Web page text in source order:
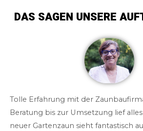
DAS SAGEN UNSERE
Tolle Erfahrung mit der
Beratung bis zur Umsetzung lief
neuer Gartenzaun sieht fantastisch